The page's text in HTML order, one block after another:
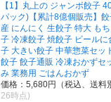
【1】丸上の ジャンボ餃子
パック)【累計8億個販売】
産 にんにく 生餃子 特大 も
子 冷凍餃子 焼餃子 ビールに
子 大きい餃子 中華惣菜セッ
餃子 餃子通販 冷凍おかずセ
み 業務用 ごはんおかず
価格：5,680円（税込、送料
26時点)